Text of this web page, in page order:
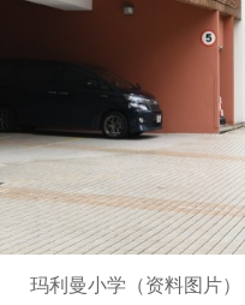
玛利曼小学（资料图片）